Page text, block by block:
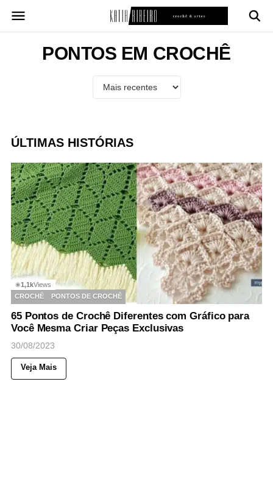
para
PONTOS EM CROCHÊ
ÚLTIMAS HISTÓRIAS
◉1,1kViews
CROCHÊ
PONTOS DE CROCHÊ
65 Pontos de Crochê Diferentes com Gráfico para
Você Mesma Criar Peças Exclusivas
30/08/2023
Veja Mais